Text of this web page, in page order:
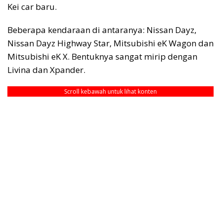
Kei car baru.
Beberapa kendaraan di antaranya: Nissan Dayz,
Nissan Dayz Highway Star, Mitsubishi eK Wagon dan
Mitsubishi eK X. Bentuknya sangat mirip dengan
Livina dan Xpander.
Scroll kebawah untuk lihat konten